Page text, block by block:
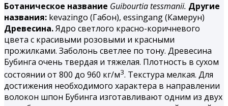
Ботаническое название Guibourtia tessmanii. Другие
названия: kevazingo (Габон), essingang (Камерун)
Древесина.Ядро светлого красно-коричневого
цвета с красивыми розовыми и красными
прожилками. Заболонь светлее по тону. Древесина
Бубинга очень твердая и тяжелая. Плотность в сухом
состоянии от 800 до 960 кг/м3. Текстура мелкая. Для
достижения необходимого характера в направлении
волокон шпон Бубинга изготавливают одним из двух